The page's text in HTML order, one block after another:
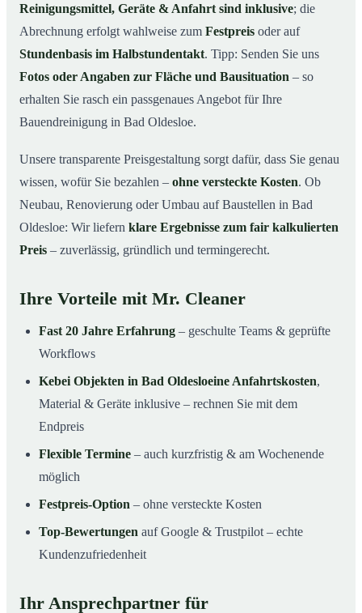
Reinigungsmittel, Geräte & Anfahrt sind inklusive; die
Abrechnung erfolgt wahlweise zum Festpreis oder auf
Stundenbasis im Halbstundentakt. Tipp: Senden Sie uns
Fotos oder Angaben zur Fläche und Bausituation – so
erhalten Sie rasch ein passgenaues Angebot für Ihre
Bauendreinigung in Bad Oldesloe.
Unsere transparente Preisgestaltung sorgt dafür, dass Sie genau
wissen, wofür Sie bezahlen – ohne versteckte Kosten. Ob
Neubau, Renovierung oder Umbau auf Baustellen in Bad
Oldesloe: Wir liefern klare Ergebnisse zum fair kalkulierten
Preis – zuverlässig, gründlich und termingerecht.
Ihre Vorteile mit Mr. Cleaner
Fast 20 Jahre Erfahrung – geschulte Teams & geprüfte
Workflows
Kebei Objekten in Bad Oldesloeine Anfahrtskosten,
Material & Geräte inklusive – rechnen Sie mit dem
Endpreis
Flexible Termine – auch kurzfristig & am Wochenende
möglich
Festpreis-Option – ohne versteckte Kosten
Top-Bewertungen auf Google & Trustpilot – echte
Kundenzufriedenheit
Ihr Ansprechpartner für